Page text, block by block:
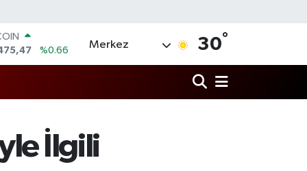
%0.66
%0.21
ALTIN
%0.39
Merkez 30°
İlgili